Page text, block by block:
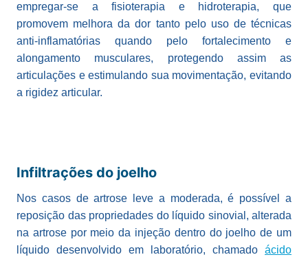
empregar-se a fisioterapia e hidroterapia, que
promovem melhora da dor tanto pelo uso de técnicas
anti-inflamatórias quando pelo fortalecimento e
alongamento musculares, protegendo assim as
articulações e estimulando sua movimentação, evitando
a rigidez articular.
Infiltrações do joelho
Nos casos de artrose leve a moderada, é possível a
reposição das propriedades do líquido sinovial, alterada
na artrose por meio da injeção dentro do joelho de um
líquido desenvolvido em laboratório, chamado ácido